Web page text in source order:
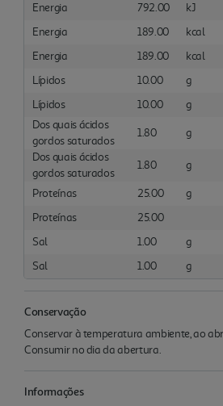
Energia
792.00
kJ
Energia
189.00
kcal
Energia
189.00
kcal
Lípidos
10.00
g
Lípidos
10.00
g
Dos quais ácidos
gordos saturados
1.80
g
Dos quais ácidos
gordos saturados
1.80 g
Proteínas 25.00
g
Proteínas
25.00
Sal
1.00
g
Sal
1.00 g
Conservação
Conservar à temperatura ambiente, ao
Consumir no dia da abertura.
Informações